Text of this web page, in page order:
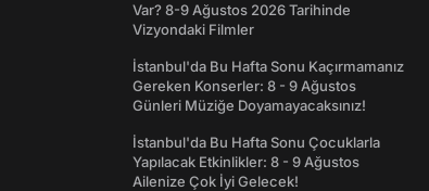
Var? 8-9 Ağustos 2026 Tarihinde
Vizyondaki Filmler
İstanbul'da Bu Hafta Sonu Kaçırmamanız
Gereken Konserler: 8 - 9 Ağustos
Günleri Müziğe Doyamayacaksınız!
İstanbul'da Bu Hafta Sonu Çocuklarla
Yapılacak Etkinlikler: 8 - 9 Ağustos
Ailenize Çok İyi Gelecek!